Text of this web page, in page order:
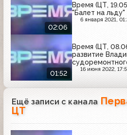
02:06
Время (ЦТ,
"Балет на льду"
6 января 2021,
01:52
Время (ЦТ,
развитие
16 июня 2022,
Ещё записи с канала
ЦТ